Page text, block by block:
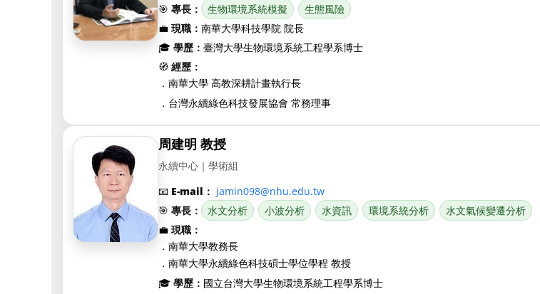
🎯專長： 生物環境系統模擬
生態風險
💼現職：南華大學科技學院 院長
🎓學歷：臺灣大學生物環境系統工程學系博士
🧭經歷：
．南華大學 高教深耕計畫執行長
． 台灣永續綠色科技發展協會 常務理事
周建明 教授
永續中心｜學術組
📧 E-mail： jamin098@nhu.edu.tw
🎯專長： 水文分析 小波分析 水資訊 環境系統分析
水文氣候變遷分析
💼現職：
．南華大學教務長
．南華大學永續綠色科技碩士學位學程 教授
🎓學歷： 國立台灣大學生物環境系統工程學系博士